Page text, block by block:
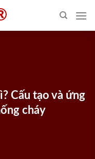
Cấu tạo và ứng
cháy